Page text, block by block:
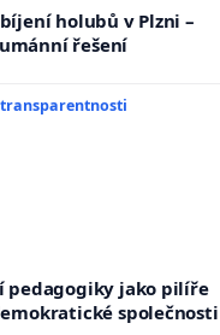
holubů v Plzni –
řešení
pedagogiky jako pilíře
společnosti